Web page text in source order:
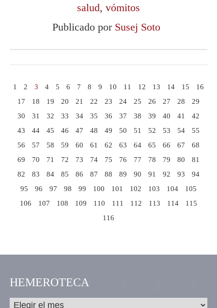
salud, vómitos
Publicado por Susej Soto
1 2 3 4 5 6 7 8 9 10 11 12 13 14 15
16
17
18 19 20 21 22 23 24 25 26 27 28
29
30
31 32 33 34 35 36 37 38 39 40 41
42
43
44 45 46 47 48 49 50 51 52 53 54
55
56
57 58 59 60 61 62 63 64 65 66 67
68
69
70 71 72 73 74 75 76 77 78 79 80
81
82
83 84 85 86 87 88 89 90 91 92 93
94
95
96 97 98 99 100 101 102 103 104
105
106
107 108 109 110 111 112 113 114
115
116
HEMEROTECA